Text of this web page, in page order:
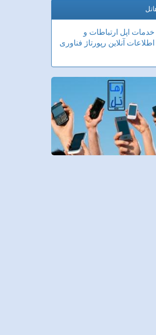
خدمات اپل ارتباطات و
اطلاعات آنلاین رپورتاژ فناوری